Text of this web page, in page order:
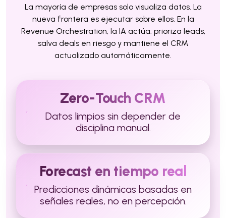
La mayoría de empresas solo visualiza datos. La
nueva frontera es ejecutar sobre ellos. En la
Revenue Orchestration, la IA actúa: prioriza leads,
salva deals en riesgo y mantiene el CRM
actualizado automáticamente.
Zero-Touch CRM
Datos limpios sin depender de
disciplina manual.
Forecast en tiempo real
Predicciones dinámicas basadas en
señales reales, no en percepción.